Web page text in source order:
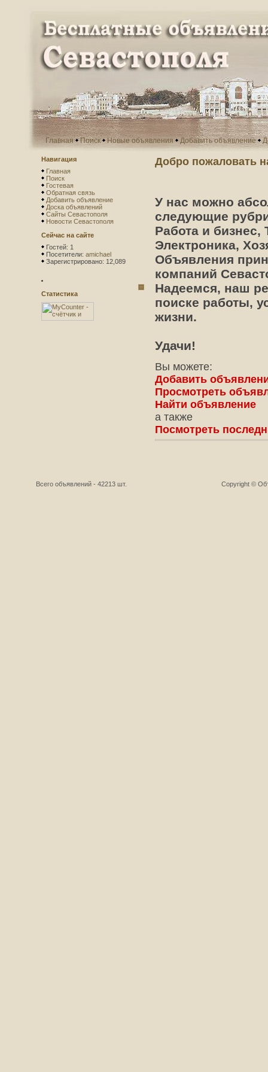
Главная Поиск Новые объявления Добавить объявление
Навигация
Главная
Поиск
Гостевая
Обратная связь
Добавить объявление
Доска объявлений
Сайты Севастополя
Новости Севастополя
Сейчас на сайте
Гостей: 1
Посетители: amichael
Зарегистрировано: 12,089
Статистика
Добро пожаловать
У нас можно
следующие
Работа и бизнес,
Электроника,
Объявления
компаний
Надеемся, наш
поиске работы,
жизни.
Удачи!
Вы можете:
Добавить
Просмотреть
Найти объявление
а также
Посмотреть
Всего объявлений - 42213 шт. Copyright ©